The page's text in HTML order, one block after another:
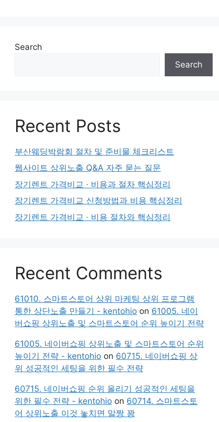
Search
Search
Recent Posts
부산웨딩박람회 절차 및 준비물 체크리스트
웹사이트 상위노출 Q&A 자주 묻는 질문
장기렌트 가격비교 · 비용과 절차 핵심정리
장기렌트 가격비교 신청방법과 비용 핵심정리
장기렌트 가격비교 · 비용 절차와 핵심정리
Recent Comments
61010. 스마트스토어 상위 마케팅 상위 프로그램
통한 상단노출 만들기 - kentohio on 61005. 네이
버쇼핑 상위노출 및 스마트스토어 순위 높이기 전략
61005. 네이버쇼핑 상위노출 및 스마트스토어 순위
높이기 전략 - kentohio on 60715. 네이버쇼핑 상
위 성공적인 세팅을 위한 필수 전략
60715. 네이버쇼핑 순위 올리기 성공적인 세팅을
위한 필수 전략 - kentohio on 60714. 스마트스토
어 상위노출 이것 놓치면 말짱 꽝